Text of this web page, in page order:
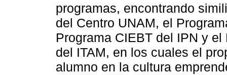
programas, encontrando
del Centro UNAM, el
Programa CIEBT del IPN y
del ITAM, en los cuales el
alumno en la cultura